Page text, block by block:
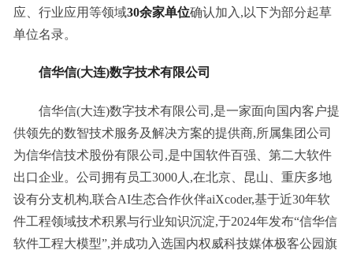
应、行业应用等领域30余家单位确认加入,以下为部分起草
单位名录。
信华信(大连)数字技术有限公司
信华信(大连)数字技术有限公司,是一家面向国内客户提
供领先的数智技术服务及解决方案的提供商,所属集团公司
为信华信技术股份有限公司,是中国软件百强、第二大软件
出口企业。公司拥有员工3000人,在北京、昆山、重庆多地
设有分支机构,联合AI生态合作伙伴aiXcoder,基于近30年软
件工程领域技术积累与行业知识沉淀,于2024年发布“信华信
软件工程大模型”,并成功入选国内权威科技媒体极客公园旗